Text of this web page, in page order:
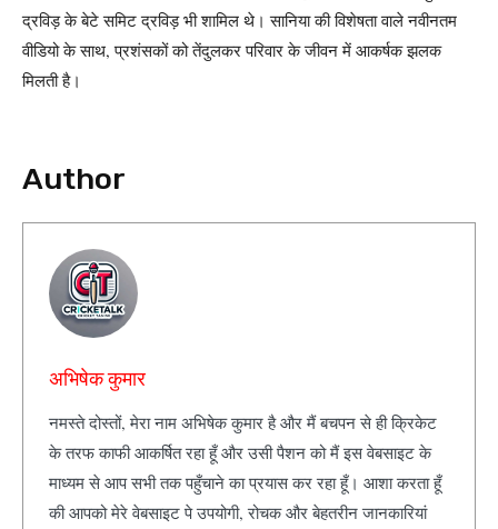
द्रविड़ के बेटे समिट द्रविड़ भी शामिल थे। सानिया की विशेषता वाले नवीनतम
वीडियो के साथ, प्रशंसकों को तेंदुलकर परिवार के जीवन में आकर्षक झलक
मिलती है।
Author
अभिषेक कुमार
नमस्ते दोस्तों, मेरा नाम अभिषेक कुमार है और मैं बचपन से ही क्रिकेट
के तरफ काफी आकर्षित रहा हूँ और उसी पैशन को मैं इस वेबसाइट के
माध्यम से आप सभी तक पहुँचाने का प्रयास कर रहा हूँ। आशा करता हूँ
की आपको मेरे वेबसाइट पे उपयोगी, रोचक और बेहतरीन जानकारियां